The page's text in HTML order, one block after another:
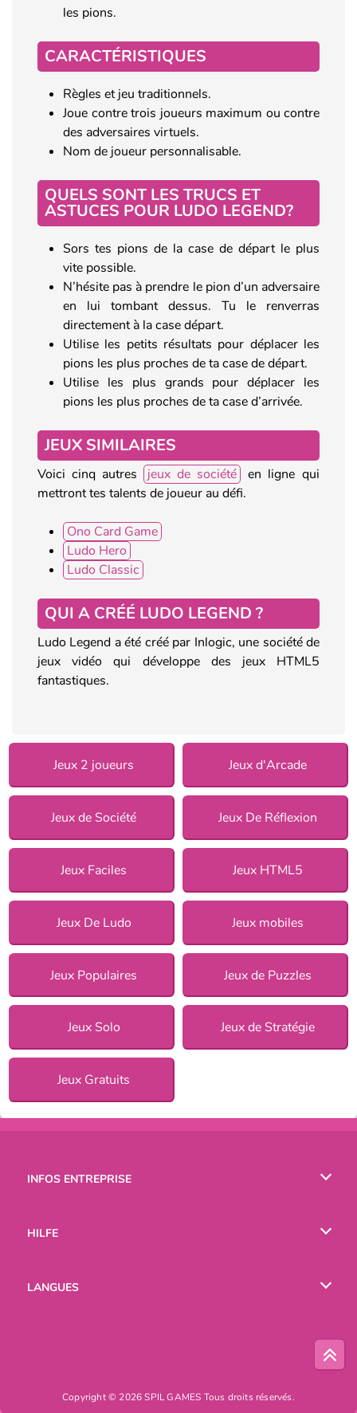
les pions.
CARACTÉRISTIQUES
Règles et jeu traditionnels.
Joue contre trois joueurs maximum ou contre
des adversaires virtuels.
Nom de joueur personnalisable.
QUELS SONT LES TRUCS ET
ASTUCES POUR LUDO LEGEND?
Sors tes pions de la case de départ le plus
vite possible.
N’hésite pas à prendre le pion d’un adversaire
en lui tombant dessus. Tu le renverras
directement à la case départ.
Utilise les petits résultats pour déplacer les
pions les plus proches de ta case de départ.
Utilise les plus grands pour déplacer les
pions les plus proches de ta case d’arrivée.
JEUX SIMILAIRES
Voici cinq autres jeux de société
en ligne qui
mettront tes talents de joueur au défi.
Ono Card Game
Ludo Hero
Ludo Classic
QUI A CRÉÉ LUDO LEGEND ?
Ludo Legend a été créé par Inlogic, une société de
jeux vidéo qui développe des jeux HTML5
fantastiques.
Jeux 2 joueurs Jeux d'Arcade
Jeux de Société Jeux De Réflexion
Jeux Faciles Jeux HTML5
Jeux De Ludo Jeux mobiles
Jeux Populaires Jeux de Puzzles
Jeux Solo Jeux de Stratégie
Jeux Gratuits
INFOS ENTREPRISE
HILFE
LANGUES
Copyright © 2026 SPIL GAMES Tous droits réservés.